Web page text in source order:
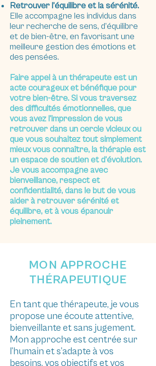
Retrouver l’équilibre et la sérénité.
Elle accompagne les individus dans
leur recherche de sens, d’équilibre
et de bien-être, en favorisant une
meilleure gestion des émotions et
des pensées.
Faire appel à un thérapeute est un
acte courageux et bénéfique pour
votre bien-être. Si vous traversez
des difficultés émotionnelles, que
vous avez l’impression de vous
retrouver dans un cercle vicieux ou
que vous souhaitez tout simplement
mieux vous connaître, la thérapie est
un espace de soutien et d’évolution.
Je vous accompagne avec
bienveillance, respect et
confidentialité, dans le but de vous
aider à retrouver sérénité et
équilibre, et à vous épanouir
pleinement.
MON APPROCHE
THÉRAPEUTIQUE
En tant que thérapeute, je vous
propose une écoute attentive,
bienveillante et sans jugement.
Mon approche est centrée sur
l’humain et s’adapte à vos
besoins, vos objectifs et vos